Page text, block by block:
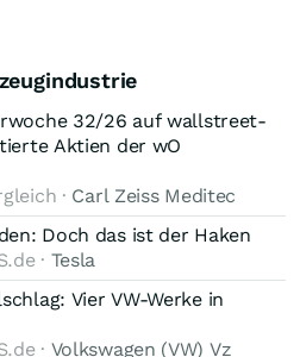
32/26 auf wallstreet-
Aktien der wO
· Carl Zeiss Meditec
Doch das ist der Haken
· Tesla
Vier VW-Werke in
· Volkswagen (VW) Vz